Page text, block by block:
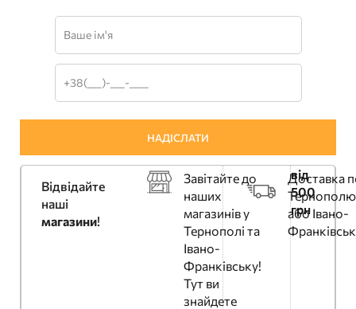
Відвідайте
наші
магазини!
Завітайте до
наших
магазинів у
Тернополі та
Івано-
Франківську!
Тут ви
знайдете
Доставка
Тернополю
або Івано-
від
500
грн